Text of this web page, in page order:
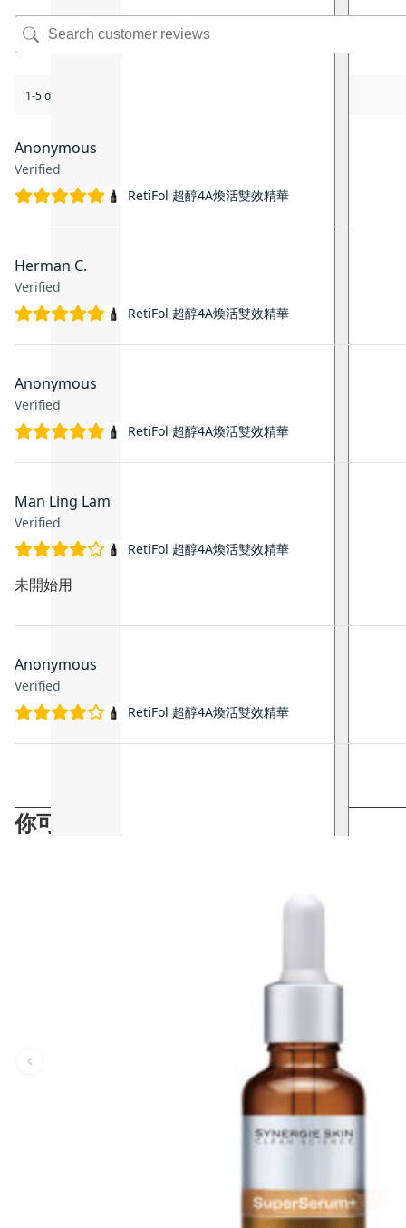
1-5 of 5 reviews
Anonymous
Verified
RetiFol 超醇4A煥活雙效精華
Herman C.
Verified
RetiFol 超醇4A煥活雙效精華
Anonymous
Verified
RetiFol 超醇4A煥活雙效精華
Man Ling Lam
Verified
RetiFol 超醇4A煥活雙效精華
未開始用
Anonymous
Verified
RetiFol 超醇4A煥活雙效精華
你可能會喜歡